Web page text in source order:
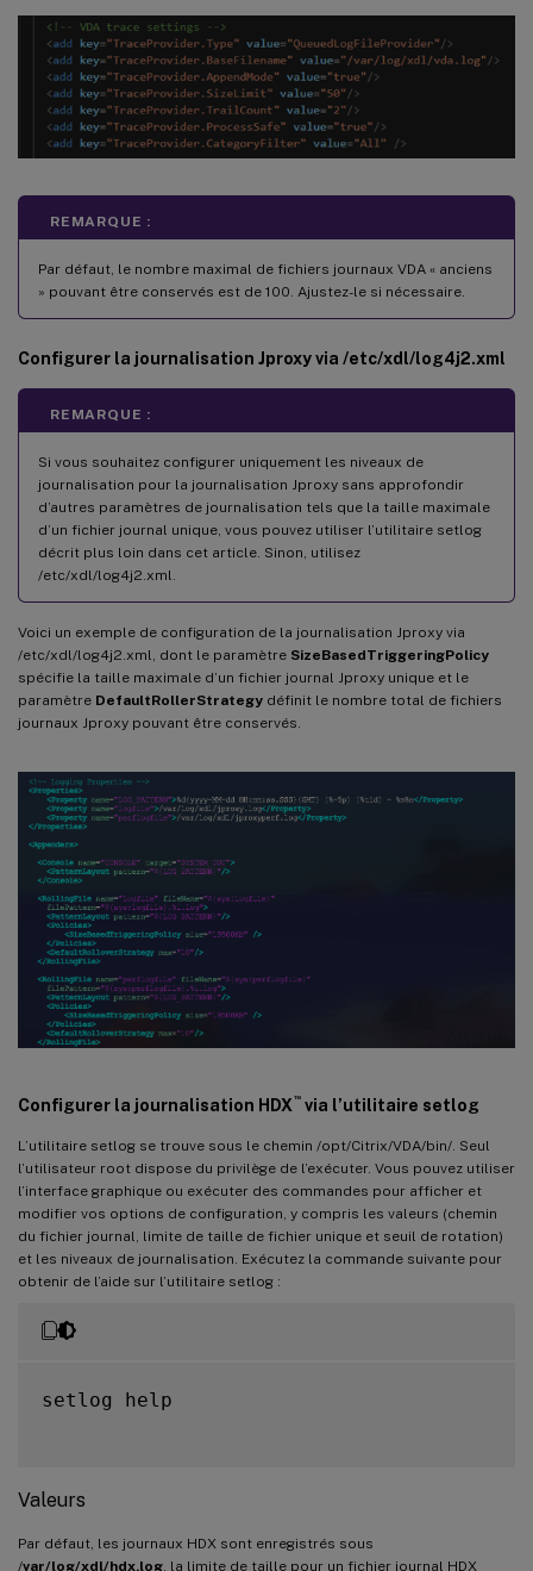
REMARQUE :
Par défaut, le nombre maximal de fichiers journaux VDA « anciens
» pouvant être conservés est de 100. Ajustez-le si nécessaire.
Configurer la journalisation Jproxy via /etc/xdl/log4j2.xml
REMARQUE :
Si vous souhaitez configurer uniquement les niveaux de
journalisation pour la journalisation Jproxy sans approfondir
d’autres paramètres de journalisation tels que la taille maximale
d’un fichier journal unique, vous pouvez utiliser l’utilitaire setlog
décrit plus loin dans cet article. Sinon, utilisez
/etc/xdl/log4j2.xml.
Voici un exemple de configuration de la journalisation Jproxy via
/etc/xdl/log4j2.xml, dont le paramètre SizeBasedTriggeringPolicy
spécifie la taille maximale d’un fichier journal Jproxy unique et le
paramètre DefaultRollerStrategy définit le nombre total de fichiers
journaux Jproxy pouvant être conservés.
Configurer la journalisation HDX ™ via l’utilitaire setlog
L’utilitaire setlog se trouve sous le chemin /opt/Citrix/VDA/bin/. Seul
l’utilisateur root dispose du privilège de l’exécuter. Vous pouvez utiliser
l’interface graphique ou exécuter des commandes pour afficher et
modifier vos options de configuration, y compris les valeurs (chemin
du fichier journal, limite de taille de fichier unique et seuil de rotation)
et les niveaux de journalisation. Exécutez la commande suivante pour
obtenir de l’aide sur l’utilitaire setlog :
setlog help
Valeurs
Par défaut, les journaux HDX sont enregistrés sous
/var/log/xdl/hdx.log , la limite de taille pour un fichier journal HDX